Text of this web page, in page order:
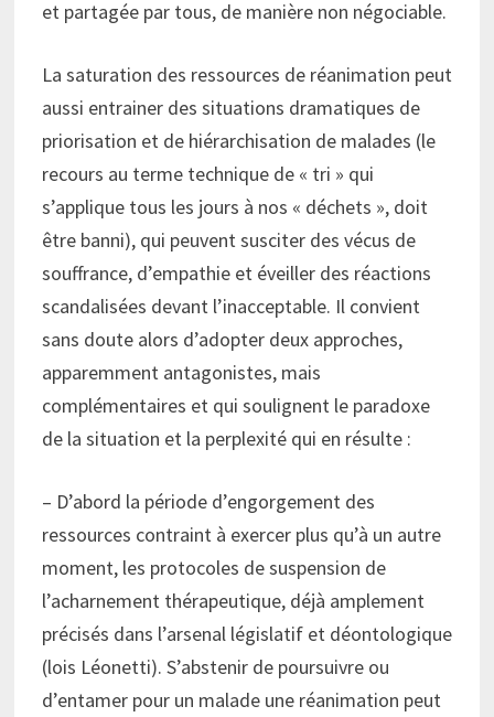
et partagée par tous, de manière non négociable.
La saturation des ressources de réanimation peut
aussi entrainer des situations dramatiques de
priorisation et de hiérarchisation de malades (le
recours au terme technique de « tri » qui
s’applique tous les jours à nos « déchets », doit
être banni), qui peuvent susciter des vécus de
souffrance, d’empathie et éveiller des réactions
scandalisées devant l’inacceptable. Il convient
sans doute alors d’adopter deux approches,
apparemment antagonistes, mais
complémentaires et qui soulignent le paradoxe
de la situation et la perplexité qui en résulte :
– D’abord la période d’engorgement des
ressources contraint à exercer plus qu’à un autre
moment, les protocoles de suspension de
l’acharnement thérapeutique, déjà amplement
précisés dans l’arsenal législatif et déontologique
(lois Léonetti). S’abstenir de poursuivre ou
d’entamer pour un malade une réanimation peut